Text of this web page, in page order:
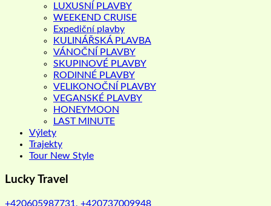
LUXUSNÍ PLAVBY
WEEKEND CRUISE
Expediční plavby
KULINÁŘSKÁ PLAVBA
VÁNOČNÍ PLAVBY
SKUPINOVÉ PLAVBY
RODINNÉ PLAVBY
VELIKONOČNÍ PLAVBY
VEGANSKÉ PLAVBY
HONEYMOON
LAST MINUTE
Výlety
Trajekty
Tour New Style
Lucky Travel
+420605987731, +420737009948